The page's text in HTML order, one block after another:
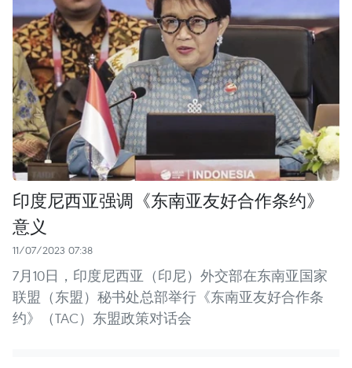
印度尼西亚强调《东南亚友好合作条约》
意义
11/07/2023 07:38
7月10日，印度尼西亚（印尼）外交部在东南亚国家
联盟（东盟）秘书处总部举行《东南亚友好合作条
约》（TAC）东盟政策对话会